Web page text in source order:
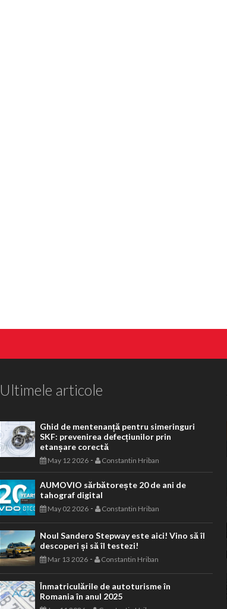
Ultimele articole
Ghid de mentenanță pentru simeringuri
SKF: prevenirea defecțiunilor prin
etanșare corectă
May 12 2026 - Constantin Hriban
AUMOVIO sărbătorește 20 de ani de
tahograf digital
May 02 2026 - Constantin Hriban
Noul Sandero Stepway este aici! Vino să îl
descoperi și să îl testezi!
Mar 13 2026 - Constantin Hriban
Înmatriculările de autoturisme în
Romania în anul 2025